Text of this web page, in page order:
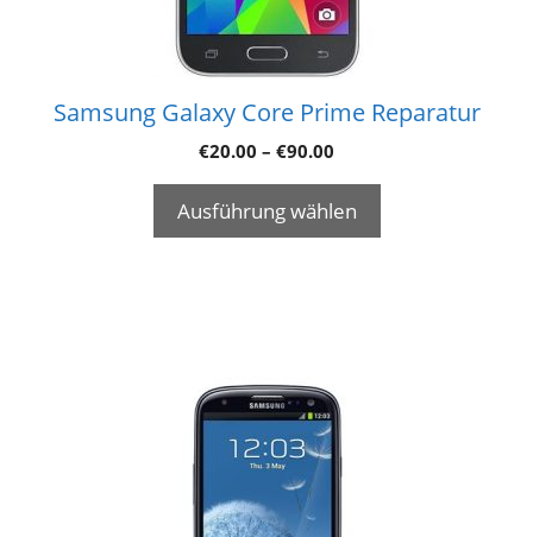
Samsung Galaxy Core Prime Reparatur
€20.00 – €90.00
Ausführung wählen